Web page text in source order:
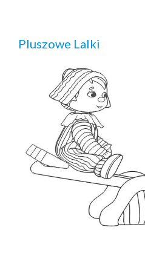
Pluszowe Lalki